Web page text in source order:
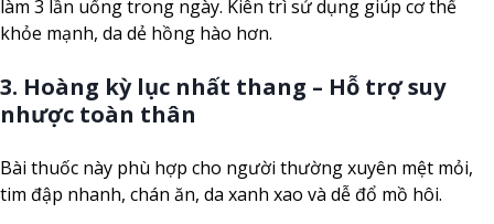
làm 3 lần uống trong ngày. Kiên trì sử dụng giúp cơ thể
khỏe mạnh, da dẻ hồng hào hơn.
3. Hoàng kỳ lục nhất thang – Hỗ trợ suy
nhược toàn thân
Bài thuốc này phù hợp cho người thường xuyên mệt mỏi,
tim đập nhanh, chán ăn, da xanh xao và dễ đổ mồ hôi.